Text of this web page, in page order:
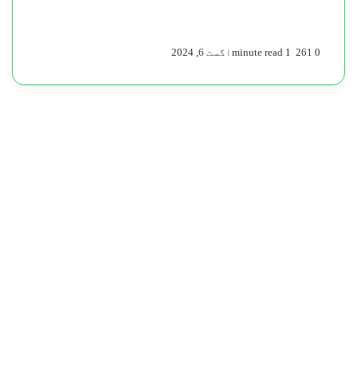
اگست 6, 2024 0